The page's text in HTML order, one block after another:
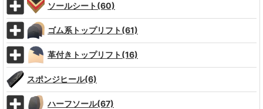
ソールシート(60)
ゴム系トップリフト(61)
革付きトップリフト(16)
スポンジヒール(6)
ハーフソール(67)